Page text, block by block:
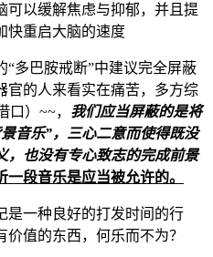
可以缓解焦虑与抑郁，并且提
快重启大脑的速度
“多巴胺戒断”中建议完全屏蔽
官的人来看实在痛苦，多方综
口）~~， 我们应当屏蔽的是将
音乐”，三心二意而使得既没
，也没有专心致志的完成前景
一段音乐是应当被允许的。
是一种良好的打发时间的行
值的东西，何乐而不为？